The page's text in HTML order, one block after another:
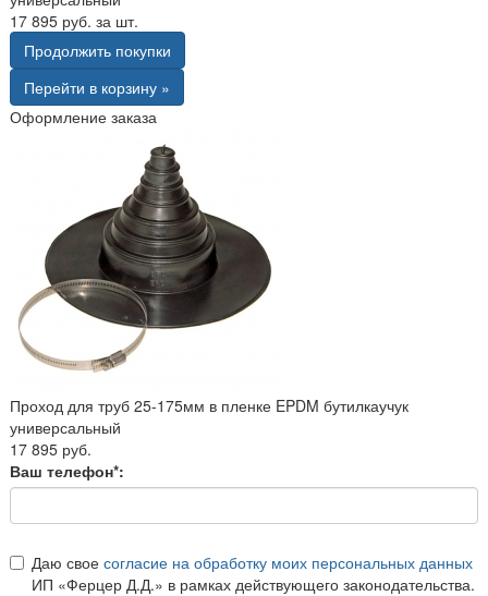
17 895 руб. за шт.
Продолжить покупки
Перейти в корзину »
Оформление заказа
Проход для труб 25-175мм в пленке EPDM бутилкаучук
универсальный
17 895 руб.
Ваш телефон*:
Даю свое согласие на обработку моих персональных данных
ИП «Ферцер Д.Д.» в рамках действующего законодательства.